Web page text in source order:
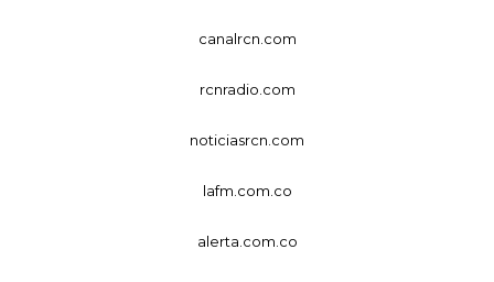
canalrcn.com
rcnradio.com
noticiasrcn.com
lafm.com.co
alerta.com.co